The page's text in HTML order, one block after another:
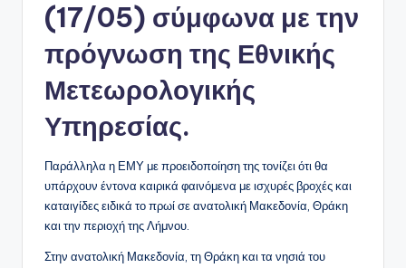
(17/05) σύμφωνα με την
πρόγνωση της Εθνικής
Μετεωρολογικής
Υπηρεσίας.
Παράλληλα η ΕΜΥ με προειδοποίηση της τονίζει ότι θα
υπάρχουν έντονα καιρικά φαινόμενα με ισχυρές βροχές και
καταιγίδες ειδικά το πρωί σε ανατολική Μακεδονία, Θράκη
και την περιοχή της Λήμνου.
Στην ανατολική Μακεδονία, τη Θράκη και τα νησιά του